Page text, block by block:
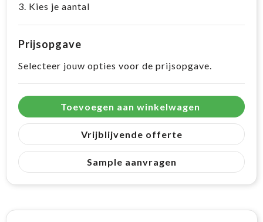
3. Kies je aantal
Prijsopgave
Selecteer jouw opties voor de prijsopgave.
Toevoegen aan winkelwagen
Vrijblijvende offerte
Sample aanvragen